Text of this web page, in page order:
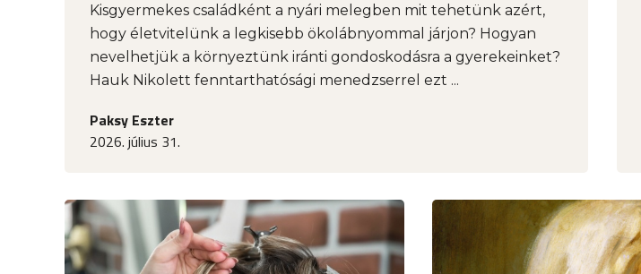
Kisgyermekes családként a nyári melegben mit tehetünk azért,
hogy életvitelünk a legkisebb ökolábnyommal járjon? Hogyan
nevelhetjük a környeztünk iránti gondoskodásra a gyerekeinket?
Hauk Nikolett fenntarthatósági menedzserrel ezt ...
Paksy Eszter
2026. július 31.